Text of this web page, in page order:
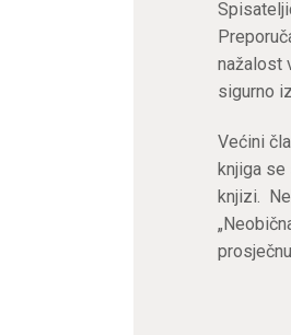
nažalost
sigurno
Većini
knjiga se
knjizi.